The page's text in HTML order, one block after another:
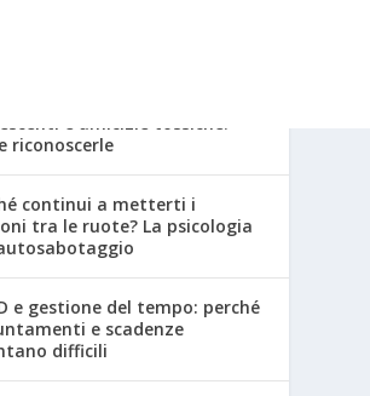
e amicizie tossiche:
riconoscerle
continui a metterti i
tra le ruote? La psicologia
e gestione del tempo: perché
e scadenze
difficili